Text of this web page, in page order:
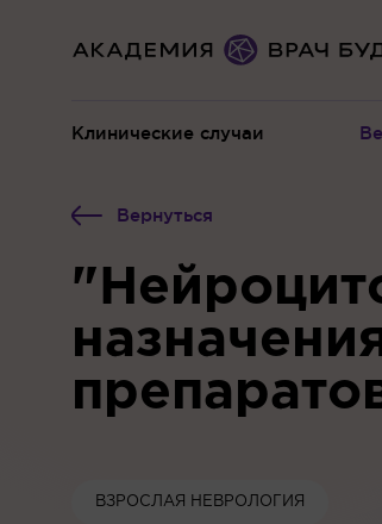
Клинические случаи
Вернуться
ВЗРОСЛАЯ НЕВРОЛОГИЯ